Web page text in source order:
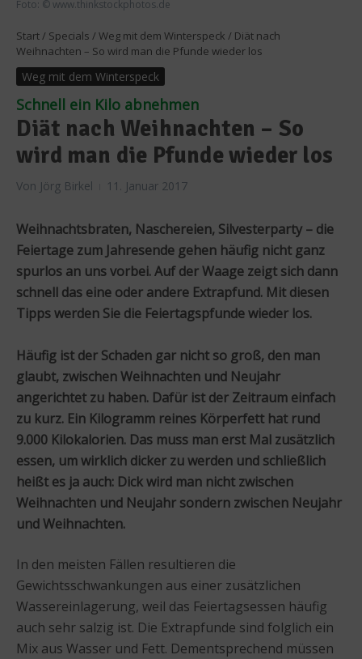
Foto: © www.thinkstockphotos.de
Start / Specials / Weg mit dem Winterspeck / Diät nach
Weihnachten – So wird man die Pfunde wieder los
Weg mit dem Winterspeck
Schnell ein Kilo abnehmen
Diät nach Weihnachten – So
wird man die Pfunde wieder los
Von Jörg Birkel 11. Januar 2017
Weihnachtsbraten, Naschereien, Silvesterparty – die
Feiertage zum Jahresende gehen häufig nicht ganz
spurlos an uns vorbei. Auf der Waage zeigt sich dann
schnell das eine oder andere Extrapfund. Mit diesen
Tipps werden Sie die Feiertagspfunde wieder los.
Häufig ist der Schaden gar nicht so groß, den man
glaubt, zwischen Weihnachten und Neujahr
angerichtet zu haben. Dafür ist der Zeitraum einfach
zu kurz. Ein Kilogramm reines Körperfett hat rund
9.000 Kilokalorien. Das muss man erst Mal zusätzlich
essen, um wirklich dicker zu werden und schließlich
heißt es ja auch: Dick wird man nicht zwischen
Weihnachten und Neujahr sondern zwischen Neujahr
und Weihnachten.
In den meisten Fällen resultieren die
Gewichtsschwankungen aus einer zusätzlichen
Wassereinlagerung, weil das Feiertagsessen häufig
auch sehr salzig ist. Die Extrapfunde sind folglich ein
Mix aus Wasser und Fett. Dementsprechend müssen